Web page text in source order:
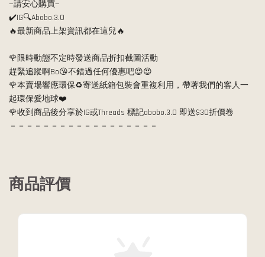
—請安心購買—
✔️IG🔍Abobo.3.0
🔥最新商品上架資訊都在這兒🔥
🌹限時動態不定時發送商品折扣截圖活動
趕緊追蹤啊Bo😘不錯過任何優惠吧😍😍
🌹本賣場響應環保♻️寄送紙箱包裝會重複利用，帶著我們的客人一
起環保愛地球❤️
🌹收到商品後分享於IG或Threads 標記abobo.3.0 即送$30折價卷
－－－－－－－－－－－－－－－－－－
商品評價